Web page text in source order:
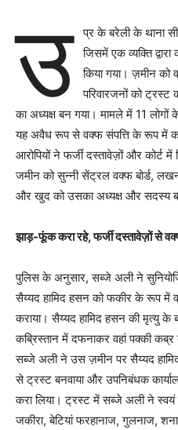
उ
प्र के बरेली के थाना
जिसमें एक व्यक्ति
किया गया। ज़मीन को
परिवारजनों को
का अध्यक्ष बन गया। मामले में 11
यह अवैध रूप से वक्फ संपत्ति के रूप में
आरोपियों ने फर्जी दस्तावेज़ों और कोर्ट में
जमीन को सुन्नी सेंट्रल वक्फ बोर्ड,
और खुद को उसका अध्यक्ष और सदस्य
झाड़-फूंक करा रहे, फर्जी दस्तावेज़ों से
पुलिस के अनुसार, सब्जे अली ने
सैय्यद हामिद हसन को फकीर के रूप में
कराया। सैय्यद हामिद हसन की मृत्यु के
कब्रिस्तान में दफनाकर वहां पक्की
सब्जे अली ने उस ज़मीन पर सैय्यद
से ट्रस्ट बनवाया और उपनिबंधक
करा लिया। ट्रस्ट में सब्जे अली ने स्वयं
जकीरा, बेटियां फरहानाज, गुलनाज,